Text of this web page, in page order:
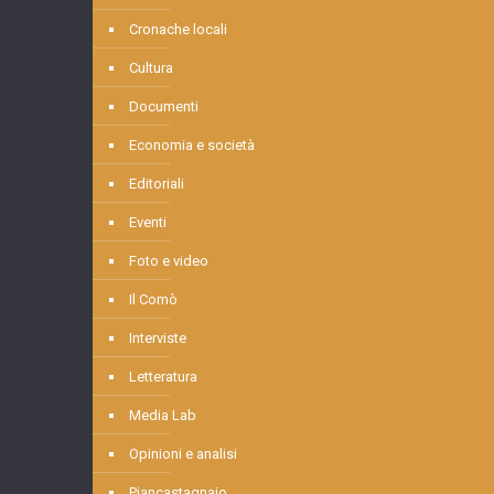
Cronache locali
Cultura
Documenti
Economia e società
Editoriali
Eventi
Foto e video
Il Comò
Interviste
Letteratura
Media Lab
Opinioni e analisi